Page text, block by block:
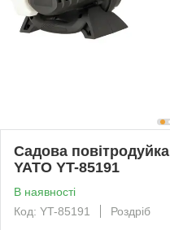
Садова
YATO YT-85191
В наявності
Код: YT-85191
Роздріб